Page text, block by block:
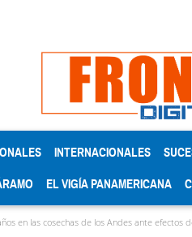
INTERNACIONALES
EL VIGÍA PANAMERICANA
Andes ante efectos del ‘‘Superniño’’